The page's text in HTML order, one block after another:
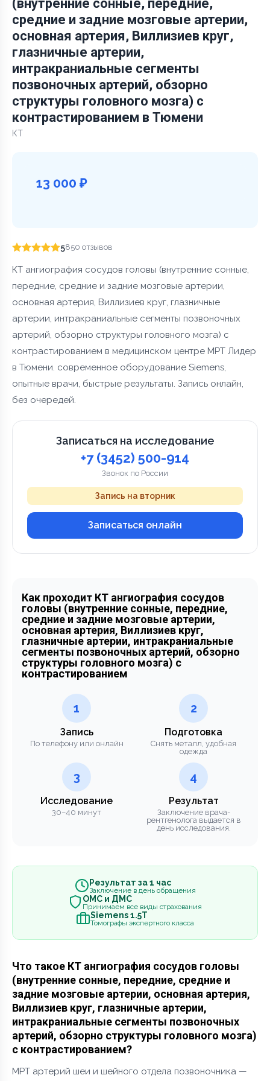
(внутренние сонные, передние,
средние и задние мозговые артерии,
основная артерия, Виллизиев круг,
глазничные артерии,
интракраниальные сегменты
позвоночных артерий, обзорно
структуры головного мозга) с
контрастированием в Тюмени
КТ
13 000 ₽
5850 отзывов
КТ ангиография сосудов головы (внутренние сонные,
передние, средние и задние мозговые артерии,
основная артерия, Виллизиев круг, глазничные
артерии, интракраниальные сегменты позвоночных
артерий, обзорно структуры головного мозга) с
контрастированием в медицинском центре МРТ Лидер
в Тюмени. современное оборудование Siemens,
опытные врачи, быстрые результаты. Запись онлайн,
без очередей.
Записаться на исследование
+7 (3452) 500-914
Звонок по России
Запись на вторник
Записаться онлайн
Как проходит КТ ангиография сосудов
головы (внутренние сонные, передние,
средние и задние мозговые артерии,
основная артерия, Виллизиев круг,
глазничные артерии, интракраниальные
сегменты позвоночных артерий, обзорно
структуры головного мозга) с
контрастированием
1
Запись
По телефону или онлайн
2
Подготовка
Снять металл, удобная
одежда
3
Исследование
30–40 минут
4
Результат
Заключение врача-
рентгенолога выдается в
день исследования.
Результат за 1 час
Заключение в день обращения
ОМС и ДМС
Принимаем все виды страхования
Siemens 1.5Т
Томографы экспертного класса
Что такое КТ ангиография сосудов головы
(внутренние сонные, передние, средние и
задние мозговые артерии, основная артерия,
Виллизиев круг, глазничные артерии,
интракраниальные сегменты позвоночных
артерий, обзорно структуры головного мозга)
с контрастированием?
МРТ артерий шеи и шейного отдела позвоночника —